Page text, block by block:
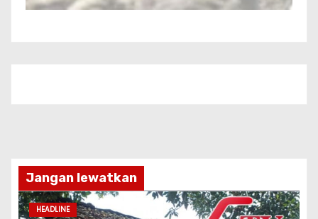
Jangan lewatkan
HEADLINE